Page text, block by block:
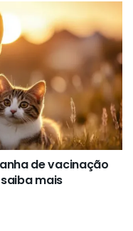
de vacinação
mais